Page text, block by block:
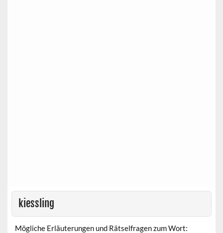
kiessling
Mögliche Erläuterungen und Rätselfragen zum Wort: